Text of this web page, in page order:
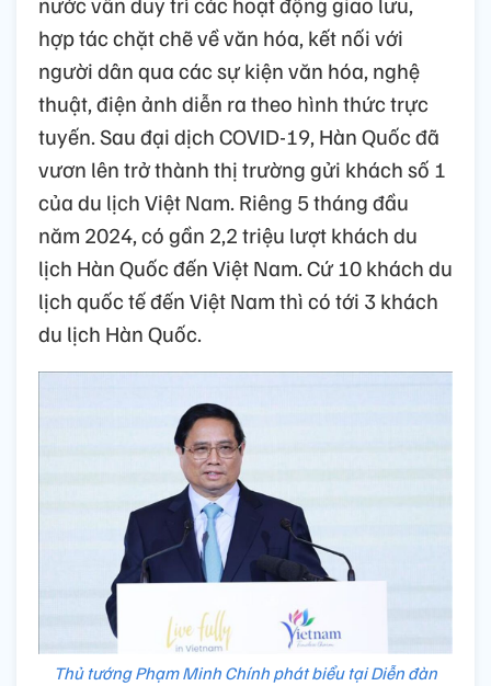
hợp tác chặt chẽ về văn hóa, kết nối với
người dân qua các sự kiện văn hóa, nghệ
thuật, điện ảnh diễn ra theo hình thức trực
tuyến. Sau đại dịch COVID-19, Hàn Quốc đã
vươn lên trở thành thị trường gửi khách số 1
của du lịch Việt Nam. Riêng 5 tháng đầu
năm 2024, có gần 2,2 triệu lượt khách du
lịch Hàn Quốc đến Việt Nam. Cứ 10 khách du
lịch quốc tế đến Việt Nam thì có tới 3 khách
du lịch Hàn Quốc.
Thủ tướng Phạm Minh Chính phát biểu tại Diễn đàn